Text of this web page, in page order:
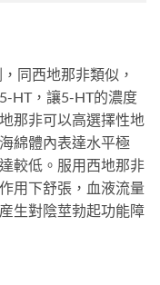
同西地那非類似，
HT，讓5-HT的濃度
那非可以高選擇性地
綿體內表達水平極
較低。服用西地那非
用下舒張，血液流量
生對陰莖勃起功能障